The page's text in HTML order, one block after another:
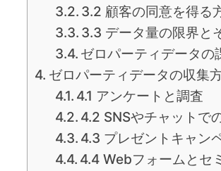
3.2 顧客の同意を得る
3.3 データ量の限界と
ゼロパーティデータの
ゼロパーティデータの収集
4.1 アンケートと調査
4.2 SNSやチャットで
4.3 プレゼントキャン
4.4 Webフォームとセ